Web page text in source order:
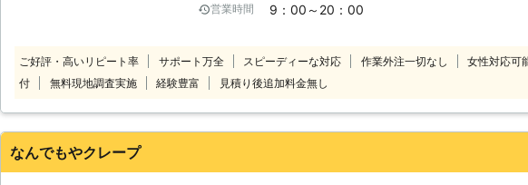
トップクラスのスタッフ体制でお待たせすることなく細や
しなみ・笑顔といったマナー・マインドから実技に至るま
ナルプログラム・実践研修を実施しています。高いホスピ
をもった、元気で明るい女性スタッフ＝ベアーズレディが
す。 【感動】～お客様感動度120%の追及～ 「家事」で
り」を提供することがベアーズの努め。すべての方の笑
営業時間 9：00～20：00
ご好評・高いリピート率 サポート万全 スピーディーな対応 作業外注一切なし 女性対応可
付
無料現地調査実施 経験豊富 見積り後追加料金無し
なんでもやクレープ